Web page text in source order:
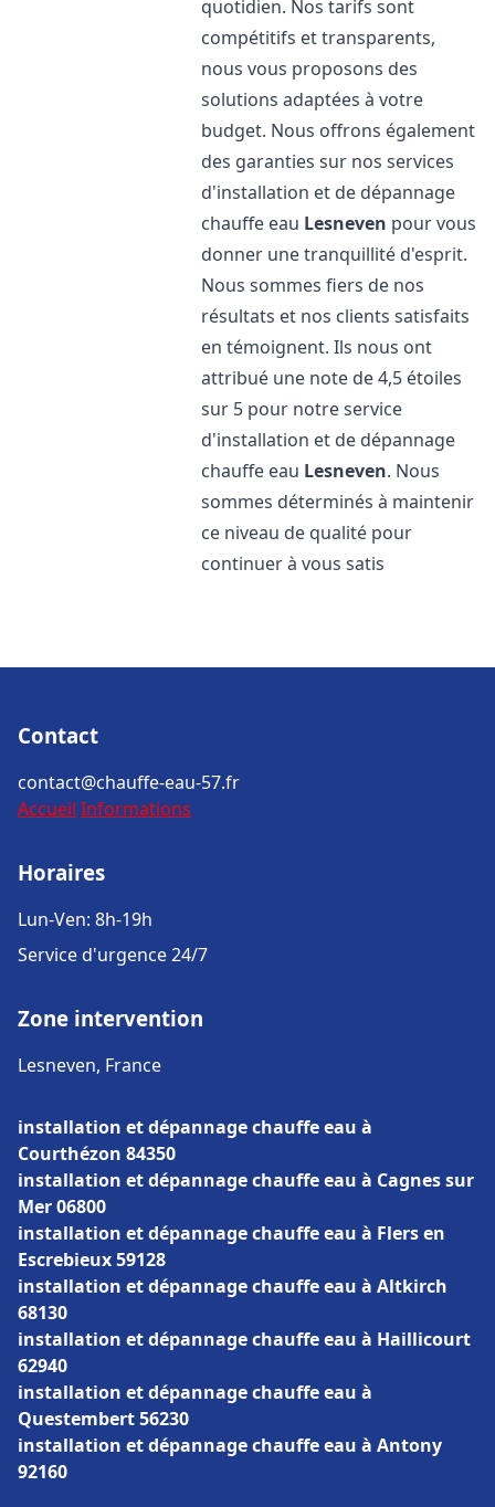
quotidien. Nos tarifs sont
compétitifs et transparents,
nous vous proposons des
solutions adaptées à votre
budget. Nous offrons également
des garanties sur nos services
d'installation et de dépannage
chauffe eau Lesneven pour vous
donner une tranquillité d'esprit.
Nous sommes fiers de nos
résultats et nos clients satisfaits
en témoignent. Ils nous ont
attribué une note de 4,5 étoiles
sur 5 pour notre service
d'installation et de dépannage
chauffe eau Lesneven. Nous
sommes déterminés à maintenir
ce niveau de qualité pour
continuer à vous satis
Contact
contact@chauffe-eau-57.fr
Accueil Informations
Horaires
Lun-Ven: 8h-19h
Service d'urgence 24/7
Zone intervention
Lesneven, France
installation et dépannage chauffe eau à
Courthézon 84350
installation et dépannage chauffe eau à Cagnes sur
Mer 06800
installation et dépannage chauffe eau à Flers en
Escrebieux 59128
installation et dépannage chauffe eau à Altkirch
68130
installation et dépannage chauffe eau à Haillicourt
62940
installation et dépannage chauffe eau à
Questembert 56230
installation et dépannage chauffe eau à Antony
92160